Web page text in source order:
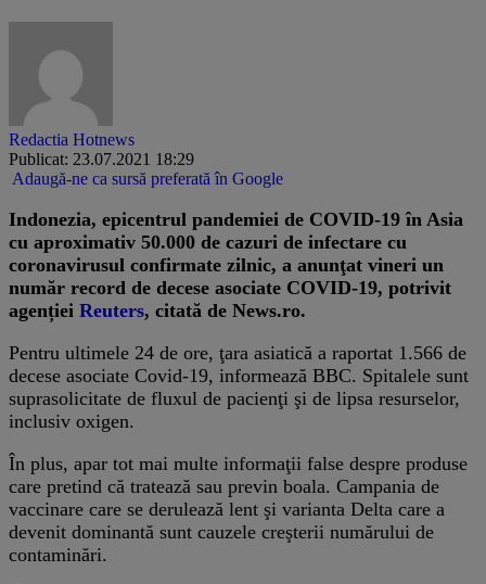
Redactia Hotnews
Publicat: 23.07.2021 18:29
Adaugă-ne ca sursă preferată în Google
Indonezia, epicentrul pandemiei de COVID-19 în Asia
cu aproximativ 50.000 de cazuri de infectare cu
coronavirusul confirmate zilnic, a anunţat vineri un
număr record de decese asociate COVID-19, potrivit
agenției Reuters, citată de News.ro.
Pentru ultimele 24 de ore, ţara asiatică a raportat 1.566 de
decese asociate Covid-19, informează BBC. Spitalele sunt
suprasolicitate de fluxul de pacienţi şi de lipsa resurselor,
inclusiv oxigen.
În plus, apar tot mai multe informaţii false despre produse
care pretind că tratează sau previn boala. Campania de
vaccinare care se derulează lent şi varianta Delta care a
devenit dominantă sunt cauzele creşterii numărului de
contaminări.